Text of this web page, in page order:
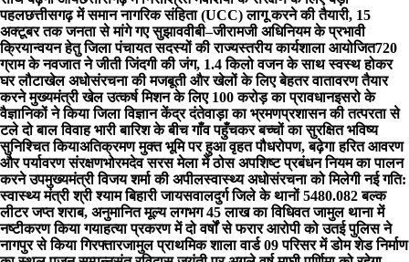
पहलछत्तीसगढ़ में समान नागरिक संहिता (UCC) लागू करने की तैयारी, 15
अक्टूबर तक जनता से मांगे गए सुझाववीबी–जीरामजी अधिनियम के प्रभावी
क्रियान्वयन हेतु जिला पंचायत सदस्यों की राज्यस्तरीय कार्यशाला आयोजित720
ग्राम के नवजात ने जीती जिंदगी की जंग, 1.4 किलो वजन के साथ स्वस्थ होकर
घर लौटाखेल अधोसंरचना की मजबूती और खेलों के लिए बेहतर वातावरण तैयार
करने मुख्यमंत्री खेल उत्कर्ष मिशन के लिए 100 करोड़ का प्रावधानइसरो के
वैज्ञानिकों ने किया जिला विज्ञान केंद्र दंतेवाड़ा का भ्रमणप्रशासन की तत्परता से
टले दो बाल विवाह भारी बारिश के बीच गाँव पहुँचकर बच्चों का सुरक्षित भविष्य
सुनिश्चित कियाअतिक्रमण मुक्त भूमि पर हुआ वृहत पौधरोपण, बढ़ेगा हरित आवरण
और पर्यावरण संरक्षणभोरमदेव सरस मेला में ठोस अपशिष्ट प्रबंधन नियम का पालन
करने उपमुख्यमंत्री विजय शर्मा की अपीलस्वास्थ्य अधोसंरचना को मिलेगी नई गति:
स्वास्थ्य मंत्री श्री श्याम बिहारी जायसवालदुर्ग जिले के थानों 5480.082 बल्क
लीटर जप्त शराब, अनुमानित मूल्य लगभग 45 लाख का विधिवत जामुल थाना में
नष्टीकरण किया गयाहत्या प्रकरण में दो वर्षों से फरार आरोपी को उतई पुलिस ने
नागपुर से किया गिरफ्तारजामुल प्राथमिक शाला वार्ड 09 परिसर में डोम शेड निर्माण